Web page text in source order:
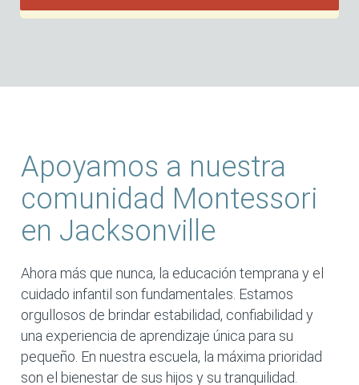
Apoyamos a nuestra
comunidad Montessori
en Jacksonville
Ahora más que nunca, la educación temprana y el
cuidado infantil son fundamentales. Estamos
orgullosos de brindar estabilidad, confiabilidad y
una experiencia de aprendizaje única para su
pequeño. En nuestra escuela, la máxima prioridad
son el bienestar de sus hijos y su tranquilidad.